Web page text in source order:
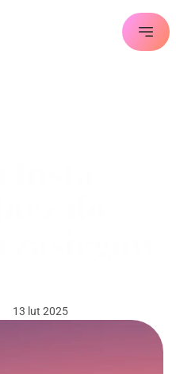
odbiorców i skutecznie
13 lut 2025